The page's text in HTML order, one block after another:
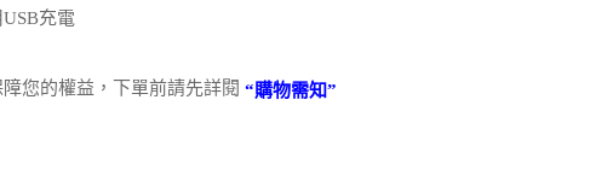
充電
您的權益，下單前請先詳閱 “購物需知”